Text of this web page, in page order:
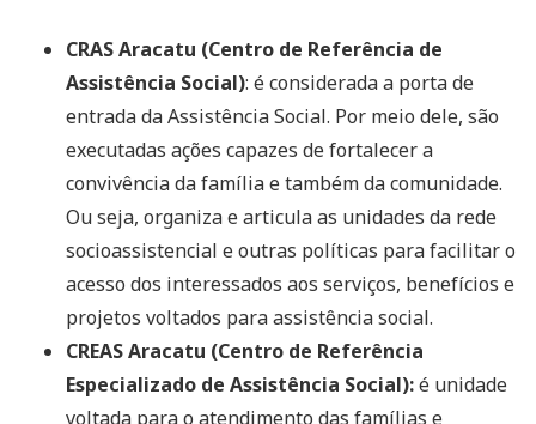
CRAS Aracatu (Centro de Referência de
Assistência Social): é considerada a porta de
entrada da Assistência Social. Por meio dele, são
executadas ações capazes de fortalecer a
convivência da família e também da comunidade.
Ou seja, organiza e articula as unidades da rede
socioassistencial e outras políticas para facilitar o
acesso dos interessados aos serviços, benefícios e
projetos voltados para assistência social.
CREAS Aracatu (Centro de Referência
Especializado de Assistência Social):é unidade
voltada para o atendimento das famílias e